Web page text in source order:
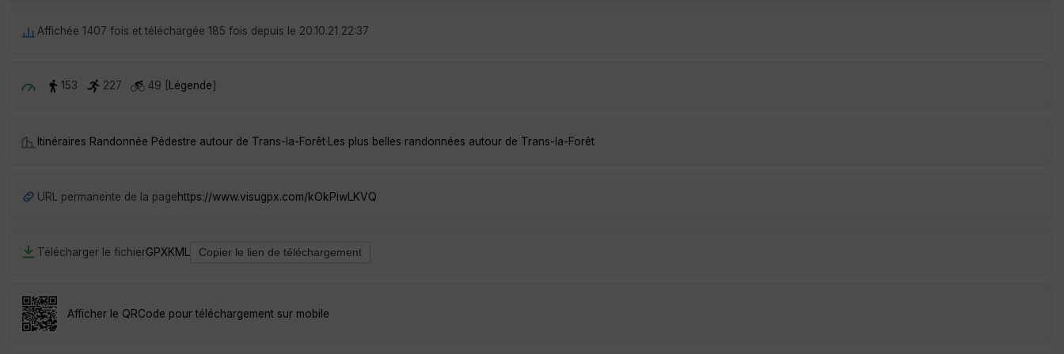
Affichée 1407 fois et téléchargée 185 fois depuis le 20.10.21 22:37
153 227 49 [ Légende]
Itinéraires Randonnée Pédestre autour de Trans-la-Forêt· Les plus belles randonnées autour de Trans-la-Forêt
URL permanente de la pagehttps://www.visugpx.com/kOkPiwLKVQ
Télécharger le fichierGPXKML
Afficher le QRCode pour téléchargement sur mobile